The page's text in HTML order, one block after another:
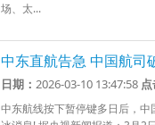
场、太...
中东直航告急 中国航司
日期：2026-03-10 13:47:58
中东航线按下暂停键多日后，中